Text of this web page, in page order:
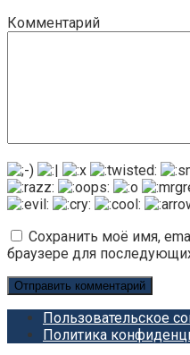
Комментарий
Сохранить моё имя,
браузере для
Пользовательское
Политика